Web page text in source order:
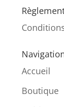
Accueil
Boutique